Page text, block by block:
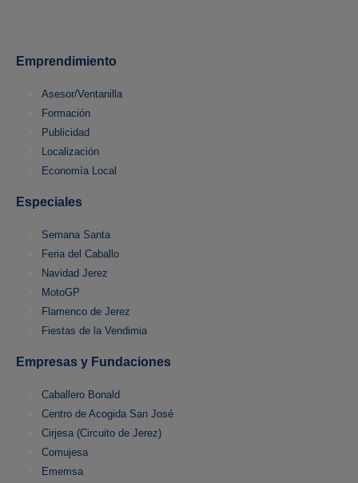
Emprendimiento
Asesor/Ventanilla
Formación
Publicidad
Localización
Economía Local
Especiales
Semana Santa
Feria del Caballo
Navidad Jerez
MotoGP
Flamenco de Jerez
Fiestas de la Vendimia
Empresas y Fundaciones
Caballero Bonald
Centro de Acogida San José
Cirjesa (Circuito de Jerez)
Comujesa
Ememsa